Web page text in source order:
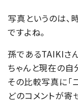
写真というのは、
ですよね。
孫であるTAIKIさ
ちゃんと現在の
その比較写真に「
どのコメントが寄